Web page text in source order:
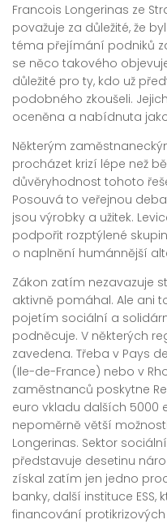
Francois Longerinas ze
považuje za důležité, že
téma přejímání podniků
se něco takového
důležité pro ty, kdo už
podobného zkoušeli.
oceněna a nabídnuta
Některým
procházet krizí lépe než
důvěryhodnost tohoto
Posouvá to veřejnou
jsou výrobky a užitek.
podpořit rozptýlené
o naplnění humánnější
Zákon zatím nezavazuje
aktivně pomáhal. Ale ani
pojetím sociální a
podněcuje. V některých
zavedena. Třeba v Pays
(Ile-de-France) nebo v
zaměstnanců poskytne
euro vkladu dalších 5000
nepoměrně větší
Longerinas. Sektor
představuje desetinu
získal zatím jen jedno
banky, další instituce
financování